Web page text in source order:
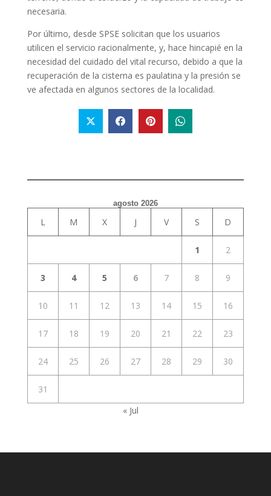
necesaria.
Por último, desde SPSE solicitan que los usuarios
utilicen el servicio racionalmente, y, hace hincapié en la
necesidad del cuidado del vital recurso, debido a que la
recuperación de la cisterna es paulatina y la presión se
ve afectada en algunos sectores de la localidad.
agosto 2026
L M X J V S D
1 2
3 4 5 6 7 8 9
10 11 12 13 14 15 16
17 18 19 20 21 22 23
24 25 26 27 28 29 30
31
« Jul